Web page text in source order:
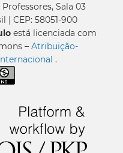
Sala 03
| CEP: 58051-900
está licenciada com
– Atribuição-
.